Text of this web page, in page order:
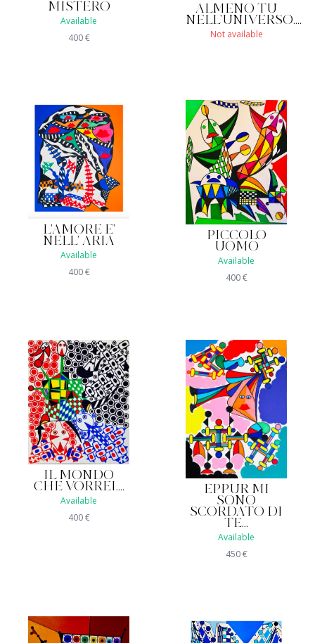
MISTERO
Available
400€
ALMENO TU
NELL'UNIVERSO....
Not available
L'AMORE E'
NELL' ARIA
Available
400€
PICCOLO
UOMO
Available
400€
IL MONDO
CHE VORREI....
Available
400€
EPPUR MI
SONO
SCORDATO DI
TE...
Available
450€